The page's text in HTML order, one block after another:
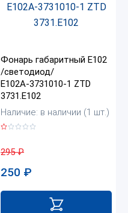
Фонарь габаритный Е102
/светодиод/
Е102А-3731010-1 ZTD
3731.Е102
Наличие: в наличии (1 шт.)
295₽
250 ₽